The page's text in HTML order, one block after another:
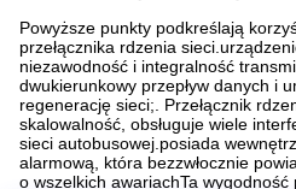
Powyższe punkty podkreślają
przełącznika rdzenia
niezawodność i integralność
dwukierunkowy przepływ danych i
regenerację sieci;. Przełącznik
skalowalność, obsługuje wiele
sieci autobusowej.posiada
alarmową, która bezzwłocznie
o wszelkich awariachTa